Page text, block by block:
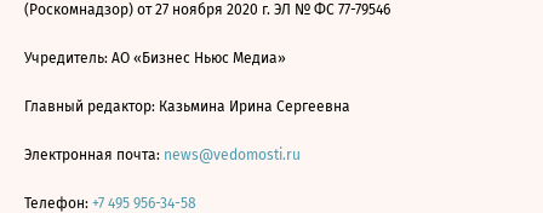
(Роскомнадзор) от 27 ноября 2020 г. ЭЛ № ФС 77-79546
Учредитель: АО «Бизнес Ньюс Медиа»
Главный редактор: Казьмина Ирина Сергеевна
Электронная почта: news@vedomosti.ru
Телефон: +7 495 956-34-58